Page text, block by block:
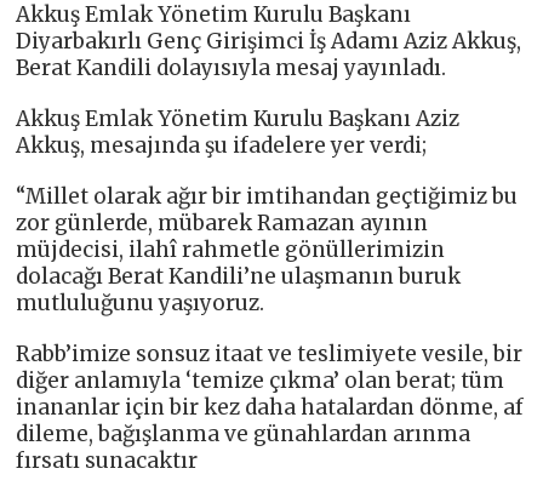
Akkuş Emlak Yönetim Kurulu Başkanı
Diyarbakırlı Genç Girişimci İş Adamı Aziz Akkuş,
Berat Kandili dolayısıyla mesaj yayınladı.
Akkuş Emlak Yönetim Kurulu Başkanı Aziz
Akkuş, mesajında şu ifadelere yer verdi;
“Millet olarak ağır bir imtihandan geçtiğimiz bu
zor günlerde, mübarek Ramazan ayının
müjdecisi, ilahî rahmetle gönüllerimizin
dolacağı Berat Kandili’ne ulaşmanın buruk
mutluluğunu yaşıyoruz.
Rabb’imize sonsuz itaat ve teslimiyete vesile, bir
diğer anlamıyla ‘temize çıkma’ olan berat; tüm
inananlar için bir kez daha hatalardan dönme, af
dileme, bağışlanma ve günahlardan arınma
fırsatı sunacaktır